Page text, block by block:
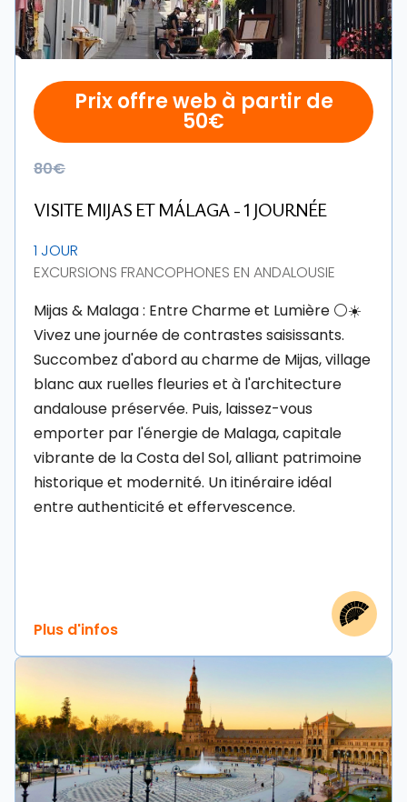
Prix offre web à partir de
50€
80€
VISITE MIJAS ET MÁLAGA - 1 JOURNÉE
1 JOUR
EXCURSIONS FRANCOPHONES EN ANDALOUSIE
Mijas & Malaga : Entre Charme et Lumière ⚪☀️
Vivez une journée de contrastes saisissants.
Succombez d'abord au charme de Mijas, village
blanc aux ruelles fleuries et à l'architecture
andalouse préservée. Puis, laissez-vous
emporter par l'énergie de Malaga, capitale
vibrante de la Costa del Sol, alliant patrimoine
historique et modernité. Un itinéraire idéal
entre authenticité et effervescence.